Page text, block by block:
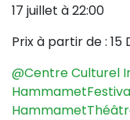
17 juillet à 22:00
Prix à partir de : 15
@Centre Culturel
Hammamet
Hammamet